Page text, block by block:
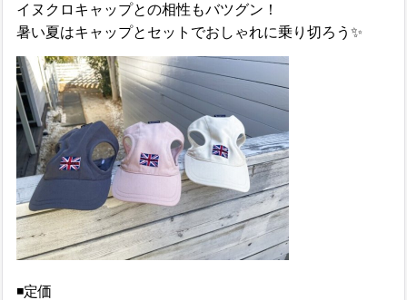
イヌクロキャップとの相性もバツグン！
暑い夏はキャップとセットでおしゃれに乗り切ろう✨
◾️定価